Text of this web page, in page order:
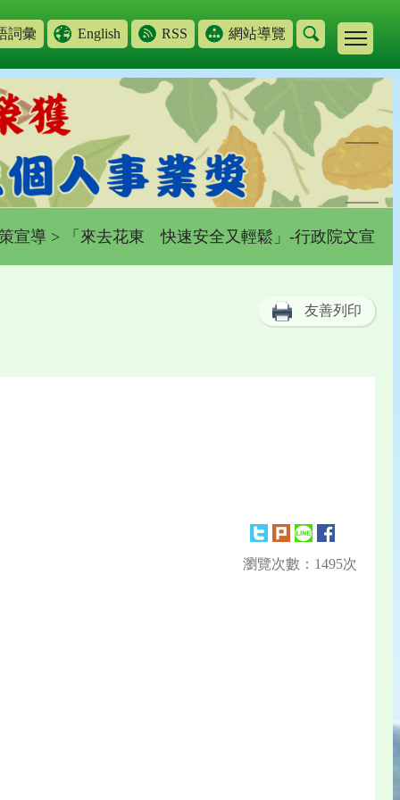
詞彙 English RSS 網站導覽
宣導 > 「來去花東 快速安全又輕鬆」-行政院文宣
友善列印
瀏覽次數：1495次